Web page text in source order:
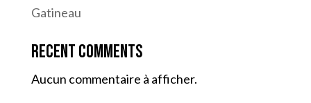
Gatineau
Recent Comments
Aucun commentaire à afficher.